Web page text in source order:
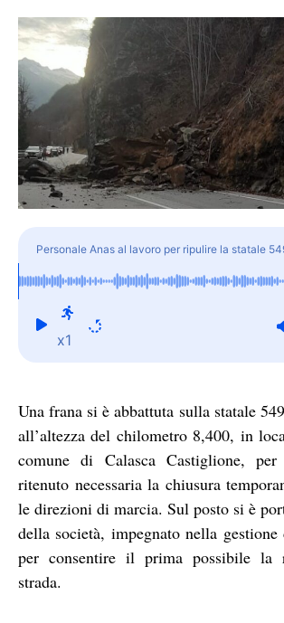
Personale Anas al lavoro per ripulire la statale
chiusa in entrambi i sensi di marcia, dove è
x1
Una frana si è abbattuta sulla statale
all’altezza del chilometro 8,400, in
comune di Calasca Castiglione,
ritenuto necessaria la chiusura
le direzioni di marcia. Sul posto si è
della società, impegnato nella
per consentire il prima possibile la
strada.